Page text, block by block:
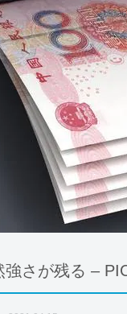
さが残る –